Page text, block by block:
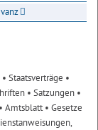
• Staatsverträge •
• Satzungen •
• Amtsblatt• Gesetze